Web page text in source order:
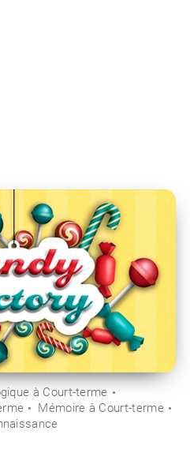
à Court-terme
Mémoire à Court-terme